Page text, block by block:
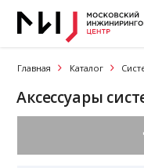
Главная Каталог
Аксессуары